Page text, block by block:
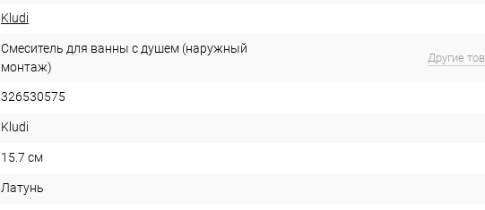
Kludi
Смеситель для ванны с душем (наружный
монтаж)
Другие
326530575
Kludi
15.7 см
Латунь